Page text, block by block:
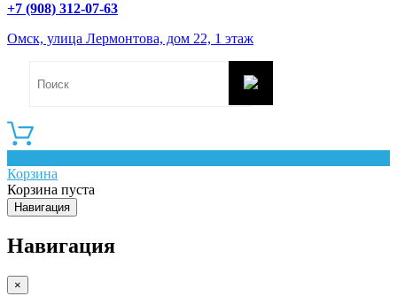
+7 (908) 312-07-63
Омск, улица Лермонтова, дом 22, 1 этаж
Корзина
Корзина пуста
Навигация
Навигация
×